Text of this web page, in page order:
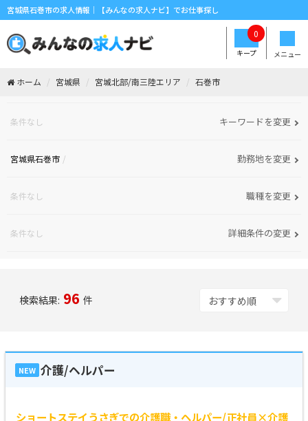
宮城県石巻市の求人情報｜【みんなの求人ナビ】でお仕事探し
メニュー
キープ
0
ホーム 宮城県 宮城北部/南三陸エリア 石巻市
条件なし キーワードを変更
宮城県石巻市 勤務地を変更
条件なし 職種を変更
条件なし 詳細条件の変更
検索結果: 96 件
NEW 介護/ヘルパー
ショートステイうさぎでの介護職・ヘルパー/正社員×介護